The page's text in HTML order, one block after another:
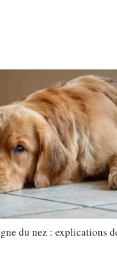
du nez : explications